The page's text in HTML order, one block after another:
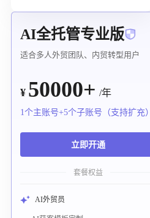
AI全托管专业版
适合多人外贸团队、内贸转型用户
¥ 50000+ /年
1个主账号+5个子账号（支持扩充）
立即开通
套餐权益
AI外贸员